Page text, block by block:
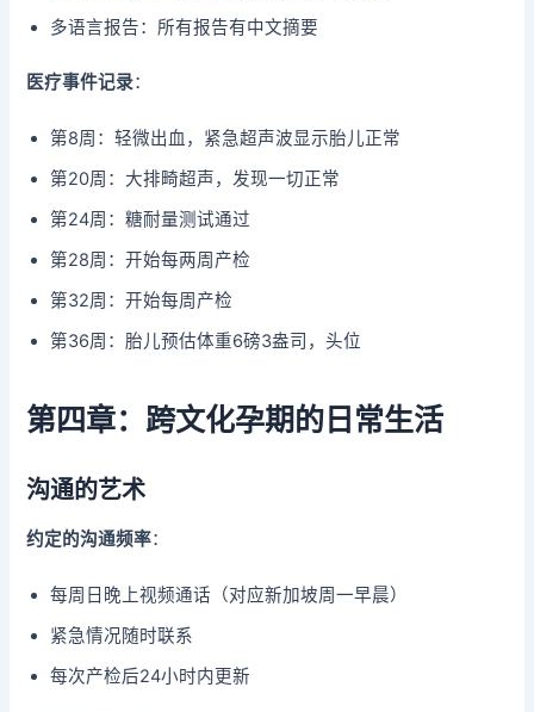
多语言报告：所有报告有中文摘要
医疗事件记录：
第8周：轻微出血，紧急超声波显示胎儿正常
第20周：大排畸超声，发现一切正常
第24周：糖耐量测试通过
第28周：开始每两周产检
第32周：开始每周产检
第36周：胎儿预估体重6磅3盎司，头位
第四章：跨文化孕期的日常生活
沟通的艺术
约定的沟通频率：
每周日晚上视频通话（对应新加坡周一早晨）
紧急情况随时联系
每次产检后24小时内更新